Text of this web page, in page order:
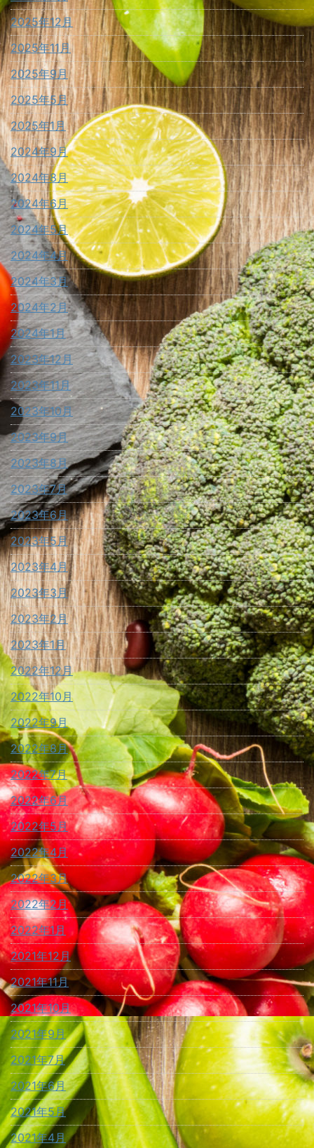
2025年12月
2025年11月
2025年9月
2025年5月
2025年1月
2024年9月
2024年8月
2024年6月
2024年5月
2024年4月
2024年3月
2024年2月
2024年1月
2023年12月
2023年11月
2023年10月
2023年9月
2023年8月
2023年7月
2023年6月
2023年5月
2023年4月
2023年3月
2023年2月
2023年1月
2022年12月
2022年10月
2022年9月
2022年8月
2022年7月
2022年6月
2022年5月
2022年4月
2022年3月
2022年2月
2022年1月
2021年12月
2021年11月
2021年10月
2021年9月
2021年7月
2021年6月
2021年5月
2021年4月